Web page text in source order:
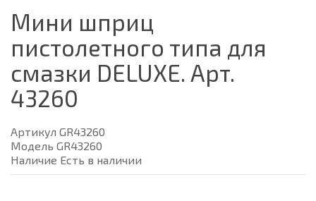
Мини шприц
пистолетного типа для
смазки DELUXE. Арт.
43260
Артикул GR43260
Модель GR43260
Наличие Есть в наличии